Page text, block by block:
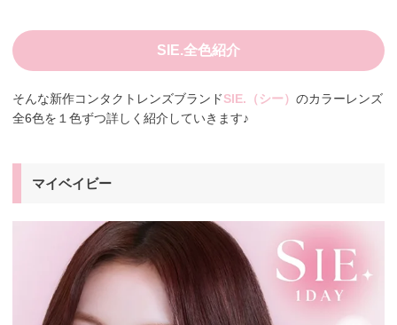
SIE.全色紹介
そんな新作コンタクトレンズブランドSIE.（シー）のカラーレンズ
全6色を１色ずつ詳しく紹介していきます♪
マイベイビー